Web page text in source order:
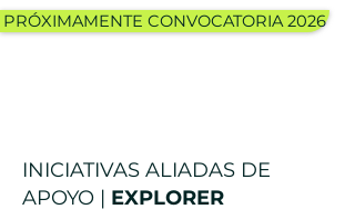
PRÓXIMAMENTE CONVOCATORIA 2026
INICIATIVAS ALIADAS DE
APOYO | EXPLORER